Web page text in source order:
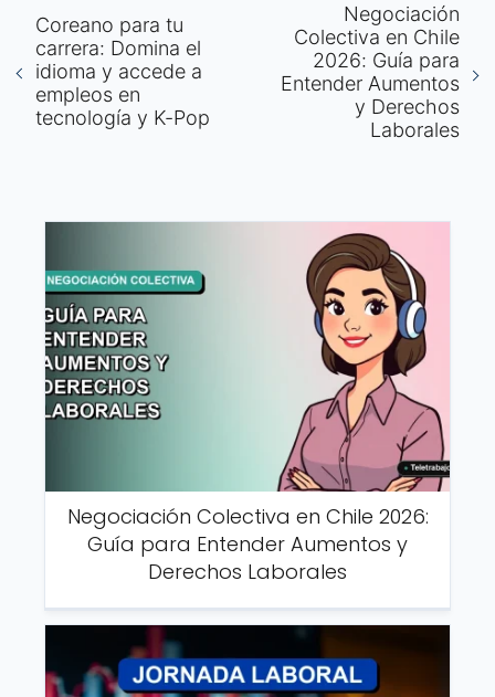
Coreano para tu
carrera: Domina el
idioma y accede a
empleos en
tecnología y K-Pop
Negociación
Colectiva en Chile
2026: Guía para
Entender Aumentos
y Derechos
Laborales
Negociación Colectiva en Chile 2026:
Guía para Entender Aumentos y
Derechos Laborales